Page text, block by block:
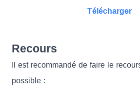
Télécharger
Recours
Il est recommandé de faire le
possible :